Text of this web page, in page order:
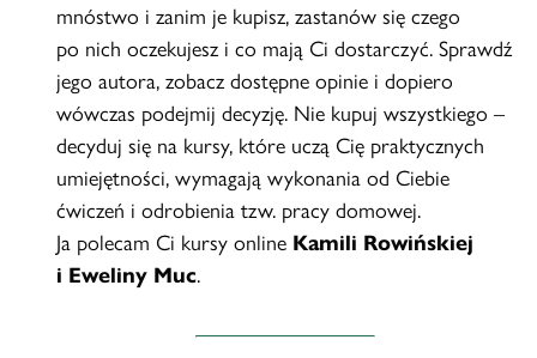
mnóstwo i zanim je kupisz, zastanów się czego
po nich oczekujesz i co mają Ci dostarczyć. Sprawdź
jego autora, zobacz dostępne opinie i dopiero
wówczas podejmij decyzję. Nie kupuj wszystkiego –
decyduj się na kursy, które uczą Cię praktycznych
umiejętności, wymagają wykonania od Ciebie
ćwiczeń i odrobienia tzw. pracy domowej.
Ja polecam Ci kursy online Kamili Rowińskiej
i Eweliny Muc.